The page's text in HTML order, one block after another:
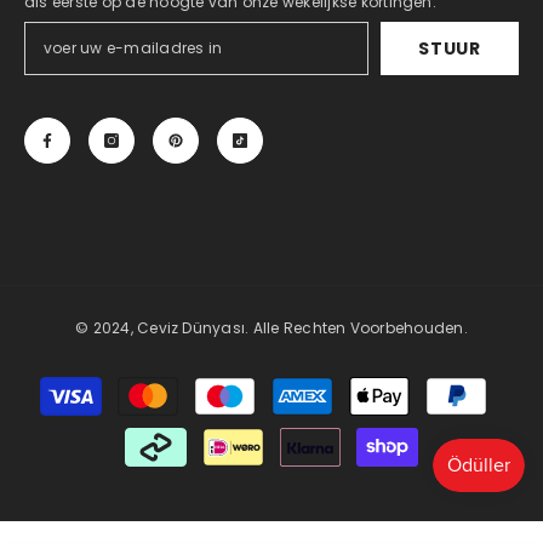
STUUR
© 2024, Ceviz Dünyası. Alle Rechten Voorbehouden.
Betaalmethoden